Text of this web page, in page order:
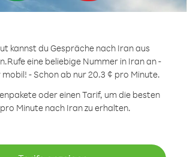
kannst du Gespräche nach Iran aus
Rufe eine beliebige Nummer in Iran an -
- Schon ab nur 20.3 ¢ pro Minute.
oder einen Tarif, um die besten
Minute nach Iran zu erhalten.